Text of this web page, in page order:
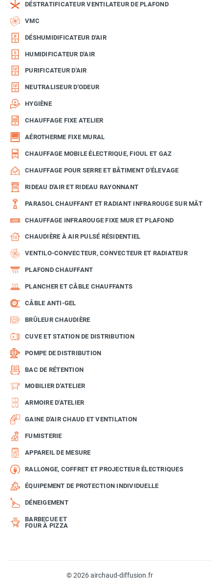
DÉSTRATIFICATEUR VENTILATEUR DE PLAFOND
VMC
DÉSHUMIDIFICATEUR D'AIR
HUMIDIFICATEUR D'AIR
PURIFICATEUR D'AIR
NEUTRALISEUR D'ODEUR
HYGIÈNE
CHAUFFAGE FIXE ATELIER
AÉROTHERME FIXE MURAL
CHAUFFAGE MOBILE ÉLECTRIQUE, FIOUL ET GAZ
CHAUFFAGE POUR SERRE ET BÂTIMENT D'ÉLEVAGE
RIDEAU D'AIR ET RIDEAU RAYONNANT
PARASOL CHAUFFANT ET RADIANT INFRAROUGE SUR MÂT
CHAUFFAGE INFRAROUGE FIXE MUR ET PLAFOND
CHAUDIÈRE À AIR PULSÉ RÉSIDENTIEL
VENTILO-CONVECTEUR, CONVECTEUR ET RADIATEUR
PLAFOND CHAUFFANT
PLANCHER ET CÂBLE CHAUFFANTS
CÂBLE ANTI-GEL
BRÛLEUR CHAUDIÈRE
CUVE ET STATION DE DISTRIBUTION
POMPE DE DISTRIBUTION
BAC DE RÉTENTION
MOBILIER D'ATELIER
ARMOIRE D'ATELIER
GAINE D'AIR CHAUD ET VENTILATION
FUMISTERIE
APPAREIL DE MESURE
RALLONGE, COFFRET ET PROJECTEUR ÉLECTRIQUES
ÉQUIPEMENT DE PROTECTION INDIVIDUELLE
DÉNEIGEMENT
BARBECUE ET
FOUR À PIZZA
© 2026 airchaud-diffusion.fr